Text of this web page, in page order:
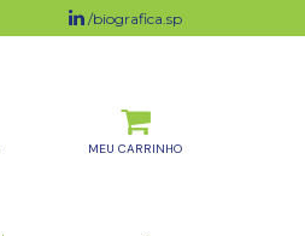
/biografica.sp